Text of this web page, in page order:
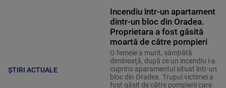
ȘTIRI ACTUALE
Incendiu într-un apartament
dintr-un bloc din Oradea.
Proprietara a fost găsită
moartă de către pompieri
O femeie a murit, sâmbătă
dimineaţă, după ce un incendiu i-a
cuprins aparamentul situat într-un
bloc din Oradea. Trupul victimei a
fost găsit de către pompierii care